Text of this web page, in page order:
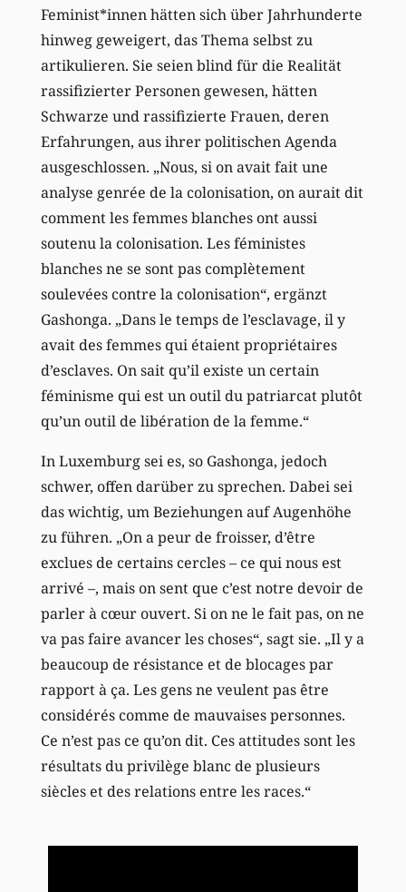
Feminist*innen hätten sich über Jahrhunderte
hinweg geweigert, das Thema selbst zu
artikulieren. Sie seien blind für die Realität
rassifizierter Personen gewesen, hätten
Schwarze und rassifizierte Frauen, deren
Erfahrungen, aus ihrer politischen Agenda
ausgeschlossen. „Nous, si on avait fait une
analyse genrée de la colonisation, on aurait dit
comment les femmes blanches ont aussi
soutenu la colonisation. Les féministes
blanches ne se sont pas complètement
soulevées contre la colonisation“, ergänzt
Gashonga. „Dans le temps de l’esclavage, il y
avait des femmes qui étaient propriétaires
d’esclaves. On sait qu’il existe un certain
féminisme qui est un outil du patriarcat plutôt
qu’un outil de libération de la femme.“
In Luxemburg sei es, so Gashonga, jedoch
schwer, offen darüber zu sprechen. Dabei sei
das wichtig, um Beziehungen auf Augenhöhe
zu führen. „On a peur de froisser, d’être
exclues de certains cercles – ce qui nous est
arrivé –, mais on sent que c’est notre devoir de
parler à cœur ouvert. Si on ne le fait pas, on ne
va pas faire avancer les choses“, sagt sie. „Il y a
beaucoup de résistance et de blocages par
rapport à ça. Les gens ne veulent pas être
considérés comme de mauvaises personnes.
Ce n’est pas ce qu’on dit. Ces attitudes sont les
résultats du privilège blanc de plusieurs
siècles et des relations entre les races.“